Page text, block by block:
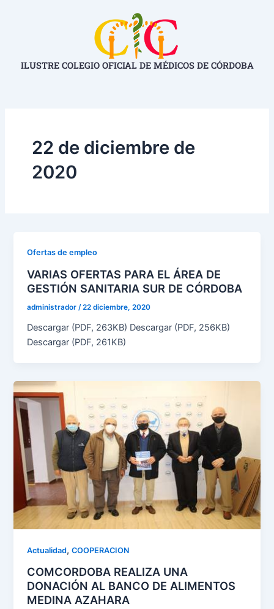
ILUSTRE COLEGIO OFICIAL DE MÉDICOS DE CÓRDOBA
22 de diciembre de
2020
Ofertas de empleo
VARIAS OFERTAS PARA EL ÁREA DE
GESTIÓN SANITARIA SUR DE CÓRDOBA
administrador/22 diciembre, 2020
Descargar (PDF, 263KB) Descargar (PDF, 256KB)
Descargar (PDF, 261KB)
Actualidad,COOPERACION
COMCORDOBA REALIZA UNA
DONACIÓN AL BANCO DE ALIMENTOS
MEDINA AZAHARA